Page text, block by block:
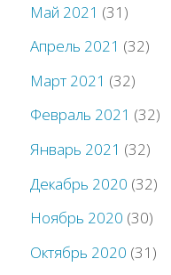
Май 2021 (31)
Апрель 2021 (32)
Март 2021 (32)
Февраль 2021 (32)
Январь 2021 (32)
Декабрь 2020 (32)
Ноябрь 2020 (30)
Октябрь 2020 (31)